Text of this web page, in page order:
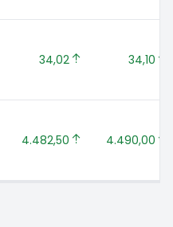
34,02 34,10
4.482,50 4.490,00